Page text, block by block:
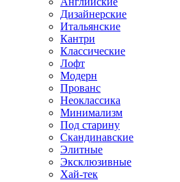
Дизайнерские
Итальянские
Кантри
Классические
Лофт
Модерн
Прованс
Неоклассика
Минимализм
Под старину
Скандинавские
Элитные
Эксклюзивные
Хай-тек